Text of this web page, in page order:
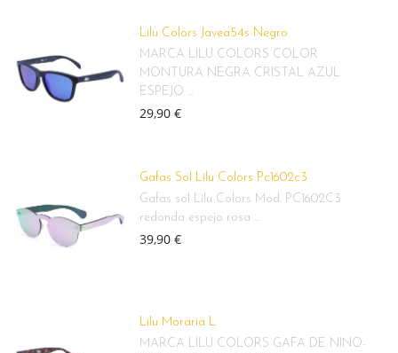
Lilu Colors Javea54s Negro
MARCA LILU COLORS COLOR
MONTURA NEGRA CRISTAL AZUL
ESPEJO ...
29,90 €
Gafas Sol Lilu Colors Pc1602c3
Gafas sol Lilu Colors Mod. PC1602C3
redonda espejo rosa ...
39,90 €
Lilu Moraria L
MARCA LILU COLORS GAFA DE NIÑO-